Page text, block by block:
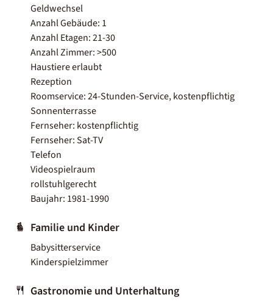
Geldwechsel
Anzahl Gebäude: 1
Anzahl Etagen: 21-30
Anzahl Zimmer: >500
Haustiere erlaubt
Rezeption
Roomservice: 24-Stunden-Service, kostenpflichtig
Sonnenterrasse
Fernseher: kostenpflichtig
Fernseher: Sat-TV
Telefon
Videospielraum
rollstuhlgerecht
Baujahr: 1981-1990
Familie und Kinder
Babysitterservice
Kinderspielzimmer
Gastronomie und Unterhaltung